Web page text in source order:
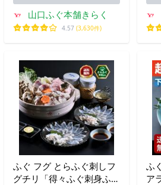
山口ふぐ本舗きらく
4.57 (3,630件)
ふぐ フグ とらふぐ刺しフ
グチリ「得々ふぐ刺身ふぐ
ふ
ア